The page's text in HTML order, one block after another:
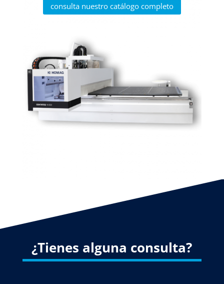
consulta nuestro catálogo completo
¿Tienes alguna consulta?